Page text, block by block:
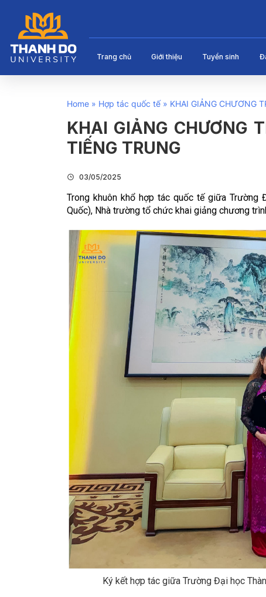
Trang chủ Giới thiệu Tuyển sinh
Home » Hợp tác quốc tế» KHAI GIẢNG CHƯƠNG
KHAI GIẢNG CHƯƠNG
TIẾNG TRUNG
03/05/2025
Trong khuôn khổ hợp tác quốc tế giữa
Quốc), Nhà trường tổ chức khai giảng chương
Ký kết hợp tác giữa Trường Đại học